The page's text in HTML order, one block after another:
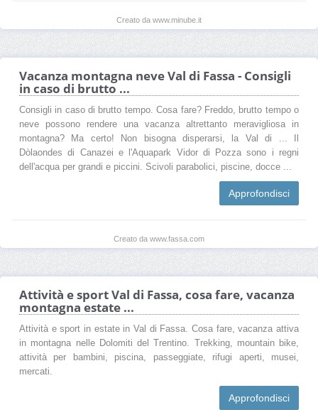
Creato da www.minube.it
Vacanza montagna neve Val di Fassa - Consigli
in caso di brutto ...
Consigli in caso di brutto tempo. Cosa fare? Freddo, brutto tempo o
neve possono rendere una vacanza altrettanto meravigliosa in
montagna? Ma certo! Non bisogna disperarsi, la Val di ... Il
Dòlaondes di Canazei e l'Aquapark Vidor di Pozza sono i regni
dell'acqua per grandi e piccini. Scivoli parabolici, piscine, docce ...
Approfondisci
Creato da www.fassa.com
Attività e sport Val di Fassa, cosa fare, vacanza
montagna estate ...
Attività e sport in estate in Val di Fassa. Cosa fare, vacanza attiva
in montagna nelle Dolomiti del Trentino. Trekking, mountain bike,
attività per bambini, piscina, passeggiate, rifugi aperti, musei,
mercati.
Approfondisci